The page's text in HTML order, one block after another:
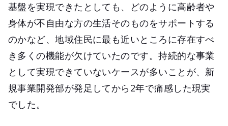
基盤を実現できたとしても、どのように高齢者や
身体が不自由な方の生活そのものをサポートする
のかなど、地域住民に最も近いところに存在すべ
き多くの機能が欠けていたのです。持続的な事業
として実現できていないケースが多いことが、新
規事業開発部が発足してから2年で痛感した現実
でした。